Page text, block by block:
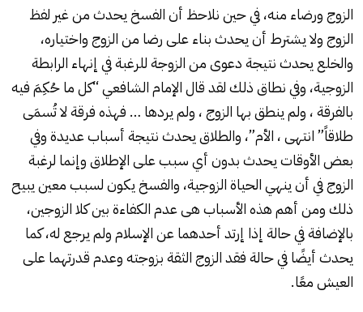
الزوج ورضاء منه، في حين نلاحظ أن الفسخ يحدث من غير لفظ
الزوج ولا يشترط أن يحدث بناء على رضا من الزوج واختياره،
والخلع يحدث نتيجة دعوى من الزوجة للرغبة في إنهاء الرابطة
الزوجية، وفي نطاق ذلك لقد قال الإمام الشافعي “كل ما حُكِمَ فيه
بالفرقة ، ولم ينطق بها الزوج ، ولم يردها … فهذه فرقة لا تُسمَى
طلاقاً” انتهى ، الأم”، والطلاق يحدث نتيجة أسباب عديدة وفي
بعض الأوقات يحدث بدون أي سبب على الإطلاق وإنما لرغبة
الزوج في أن ينهي الحياة الزوجية، والفسخ يكون لسبب معين يبيح
ذلك ومن أهم هذه الأسباب هى عدم الكفاءة بين كلا الزوجين،
بالإضافة في حالة إذا إرتد أحدهما عن الإسلام ولم يرجع له، كما
يحدث أيضًا في حالة فقد الزوج الثقة بزوجته وعدم قدرتهما على
العيش معًا.